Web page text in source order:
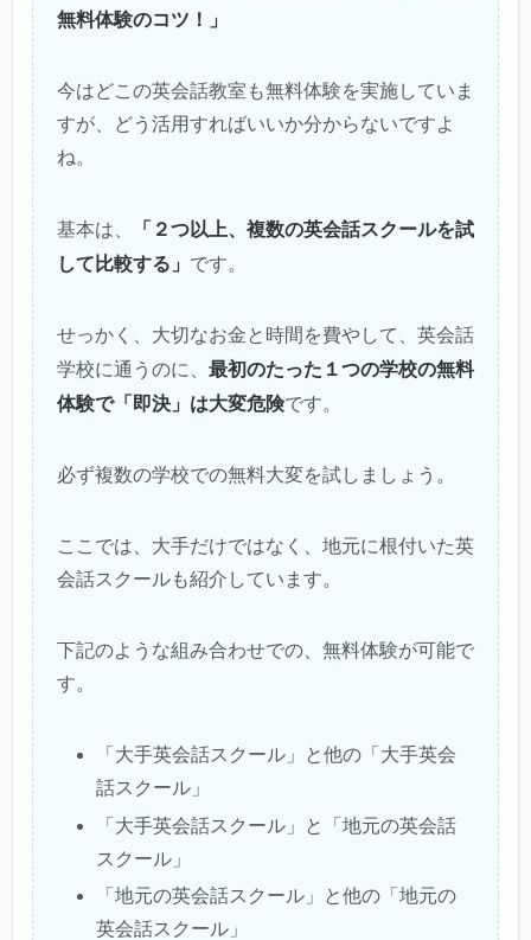
無料体験のコツ！」
今はどこの英会話教室も無料体験を実施していま
すが、どう活用すればいいか分からないですよ
ね。
基本は、
「２つ以上、複数の英会話スクールを試
して比較する」 です。
せっかく、大切なお金と時間を費やして、英会話
学校に通うのに、 最初のたった１つの学校の無料
体験で「即決」は大変危険です。
必ず複数の学校での無料大変を試しましょう。
ここでは、大手だけではなく、地元に根付いた英
会話スクールも紹介しています。
下記のような組み合わせでの、無料体験が可能で
す。
「大手英会話スクール」と他の「大手英会
話スクール」
「大手英会話スクール」と「地元の英会話
スクール」
「地元の英会話スクール」と他の「地元の
英会話スクール」